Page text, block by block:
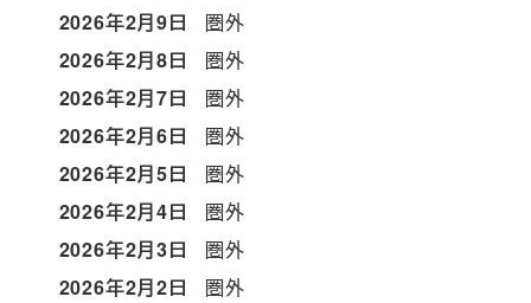
2026年2月9日
圏外
2026年2月8日
圏外
2026年2月7日
圏外
2026年2月6日
圏外
2026年2月5日
圏外
2026年2月4日
圏外
2026年2月3日
圏外
2026年2月2日
圏外